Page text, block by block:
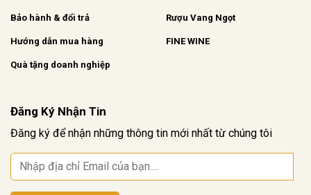
Bảo hành & đổi trả
Hướng dẫn mua hàng
Quà tặng doanh nghiệp
Rượu Vang Ngọt
FINE WINE
Đăng Ký Nhận Tin
Đăng ký để nhận những thông tin mới nhất từ chúng tôi